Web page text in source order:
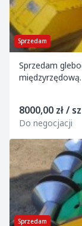
Sprzedam
Sprzedam
międzyrzędową.
8000,00 zł /
Do negocjacji
Sprzedam